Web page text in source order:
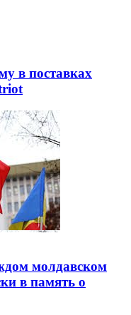
в поставках
молдавском
в память о